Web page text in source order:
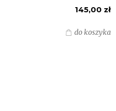
145,00 zł
do koszyka